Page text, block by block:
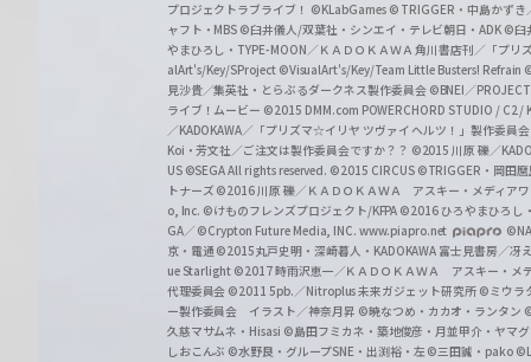
プロジェクトラブライブ！ ©KLabGames © TRIGGER・中島かずき
ャフト・MBS ©臼井儀人/双葉社・シンエイ・テレビ朝日・ADK ©臼
やまひろし・TYPE-MOON／ＫＡＤＯＫＡＷＡ 角川書店刊／「プ
alArt's/Key/SProject ©VisualArt's/Key/Team Little Busters! Refrain
見沙貴／集英社・とらぶるダークネス製作委員会 ©BNEI／
ライブ！ムービー ©2015 DMM.com POWERCHORD STUDIO / C2 /
／KADOKAWA／「プリズマ☆イリヤ ツヴァイ ヘルツ！」製作委員会
Koi・芳文社／ご注文は製作委員会ですか？？ ©2015 川原 礫／
US ©SEGA All rights reserved. ©2015 CIRCUS ©TRIGGER・岡田
トナーズ©2016 川原 礫／ＫＡＤＯＫＡＷＡ アスキー・メディアワ
o, Inc. ©けものフレンズプロジェクト/KFPA ©2016 ひろやまひろし
GA／ ©Crypton Future Media, INC. www.piapro.net
京・電通 ©2015丸戸史明・深崎暮人・KADOKAWA 富士見書房／冴
ue Starlight ©2017 時雨沢恵一／ＫＡＤＯＫＡＷＡ アスキー・メ
代理委員会 ©2011 5pb.／Nitroplus 未来ガジェット研究所 ©ミウラ
ー製作委員会 イラスト／神奈月昇 ©暁なつめ・カカオ・ランタン
久慈マサムネ・Hisasi ©島田フミカネ・築地俊彦・月並甲介・ヤマ
しおこんぶ ©水野良・グループSNE・出渕裕・左©三田誠・pako